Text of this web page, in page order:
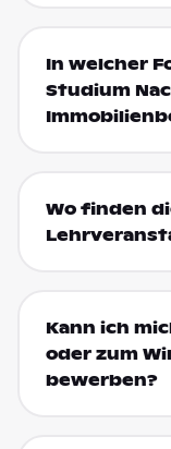
In welcher
Studium
Wo finden
Kann ich
oder zum
bewerben?